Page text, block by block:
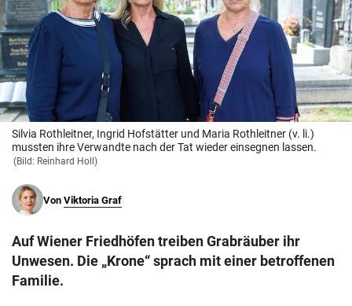
© Krone Multimedia GmbH & Co KG 2026
Muthgasse 2, 1190 Wien
Silvia Rothleitner, Ingrid Hofstätter und Maria Rothleitner (v. li.)
mussten ihre Verwandte nach der Tat wieder einsegnen lassen.
(Bild: Reinhard Holl)
Von Viktoria Graf
Auf Wiener Friedhöfen treiben Grabräuber ihr
Unwesen. Die „Krone“ sprach mit einer betroffenen
Familie.